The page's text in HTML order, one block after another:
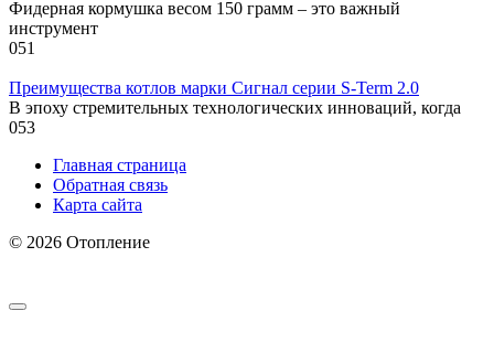
Фидерная кормушка весом 150 грамм – это важный
инструмент
051
Преимущества котлов марки Сигнал серии S-Term 2.0
В эпоху стремительных технологических инноваций, когда
053
Главная страница
Обратная связь
Карта сайта
© 2026 Отопление